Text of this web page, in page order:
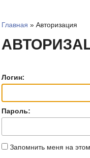
Главная » Авторизация
Логин:
Пароль:
Запомнить меня на